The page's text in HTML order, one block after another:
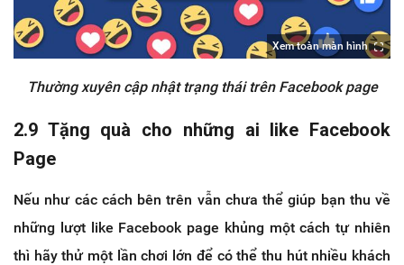
Xem toàn màn hình
Thường xuyên cập nhật trạng thái trên Facebook page
2.9 Tặng quà cho những ai like Facebook
Page
Nếu như các cách bên trên vẫn chưa thể giúp bạn thu về
những lượt like Facebook page khủng một cách tự nhiên
thì hãy thử một lần chơi lớn để có thể thu hút nhiều khách